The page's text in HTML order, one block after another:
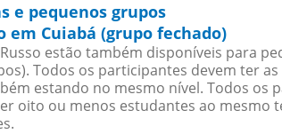
e pequenos grupos
em Cuiabá (grupo fechado)
estão também disponíveis para
Todos os participantes devem ter
estando no mesmo nível. Todos os
oito ou menos estudantes ao